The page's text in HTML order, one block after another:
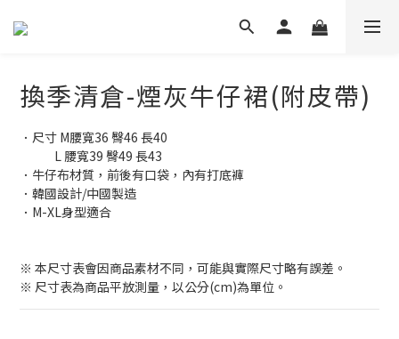
換季清倉-煙灰牛仔裙(附皮帶)
．尺寸 M腰寬36 臀46 長40
             L 腰寬39 臀49 長43
．牛仔布材質，前後有口袋，內有打底褲
．韓國設計/中國製造
．M-XL身型適合
※ 本尺寸表會因商品素材不同，可能與實際尺寸略有誤差。
※ 尺寸表為商品平放測量，以公分(cm)為單位。